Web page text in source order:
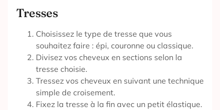
Tresses
Choisissez le type de tresse que vous
souhaitez faire : épi, couronne ou classique.
Divisez vos cheveux en sections selon la
tresse choisie.
Tressez vos cheveux en suivant une technique
simple de croisement.
Fixez la tresse à la fin avec un petit élastique.